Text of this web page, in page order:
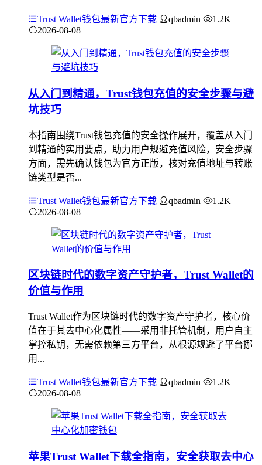
Trust Wallet钱包最新官方下载 qbadmin
1.2K
2026-08-08
从入门到精通，Trust钱包充值的安全步骤与避
坑技巧
本指南围绕Trust钱包充值的安全操作展开，覆盖从入门
到精通的实用要点，助力用户规避充值风险，安全步骤
方面，需先确认钱包为官方正版，核对充值地址与转账
链类型是否...
Trust Wallet钱包最新官方下载 qbadmin
1.2K
2026-08-08
区块链时代的数字资产守护者，Trust Wallet的
价值与作用
Trust Wallet作为区块链时代的数字资产守护者，核心价
值在于其去中心化属性——采用非托管机制，用户自主
掌控私钥，无需依赖第三方平台，从根源规避了平台挪
用...
Trust Wallet钱包最新官方下载 qbadmin
1.2K
2026-08-08
苹果Trust Wallet下载全指南，安全获取去中心